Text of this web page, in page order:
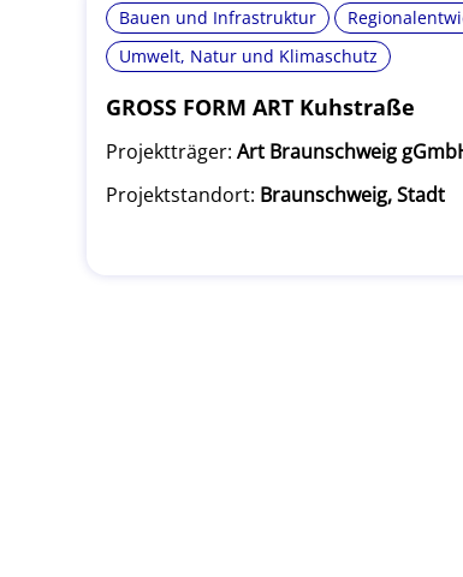
Bauen und Infrastruktur
Umwelt, Natur und Klimaschutz
GROSS FORM ART Kuhstraße
Projektträger: Art Braunschweig
Projektstandort: Braunschweig, Stadt